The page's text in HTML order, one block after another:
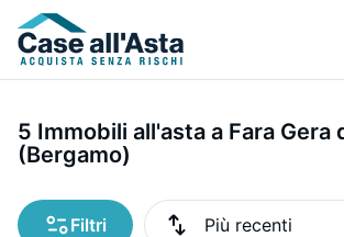
5 Immobili all'asta a Fara Gera
(Bergamo)
Filtri